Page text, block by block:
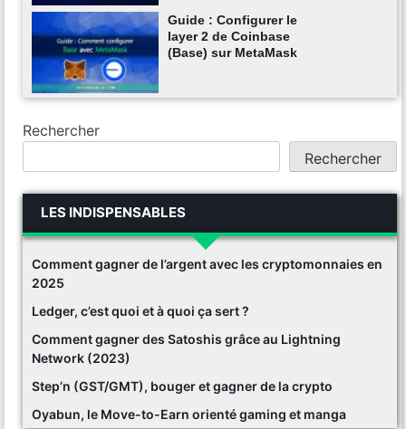
Guide : Configurer le
layer 2 de Coinbase
(Base) sur MetaMask
Rechercher
Rechercher
LES INDISPENSABLES
Comment gagner de l’argent avec les cryptomonnaies en
2025
Ledger, c’est quoi et à quoi ça sert ?
Comment gagner des Satoshis grâce au Lightning
Network (2023)
Step’n (GST/GMT), bouger et gagner de la crypto
Oyabun, le Move-to-Earn orienté gaming et manga